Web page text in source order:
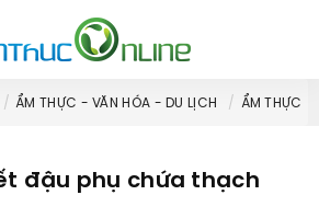
ẨM THỰC - VĂN HÓA - DU LỊCH ẨM THỰC
đậu phụ chứa thạch